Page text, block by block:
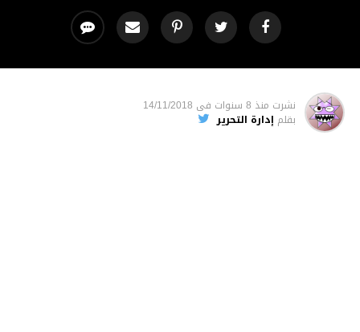
نشرت منذ 8 سنوات فى 14/11/2018
بقلم إدارة التحرير